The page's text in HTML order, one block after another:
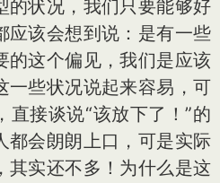
的状况，我们只要能够好
应该会想到说：是有一些
的这个偏见，我们是应该
一些状况说起来容易，可
直接谈说“该放下了！”的
都会朗朗上口，可是实际
其实还不多！为什么是这